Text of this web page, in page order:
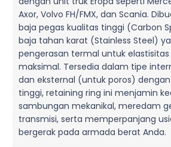
Axor, Volvo FH/FMX, dan Scania.
baja pegas kualitas tinggi (Carbon
baja tahan karat (Stainless Steel)
pengerasan termal untuk
maksimal. Tersedia dalam tipe
dan eksternal (untuk poros)
tinggi, retaining ring ini menjamin
sambungan mekanikal, meredam
transmisi, serta memperpanjang
bergerak pada armada berat Anda.